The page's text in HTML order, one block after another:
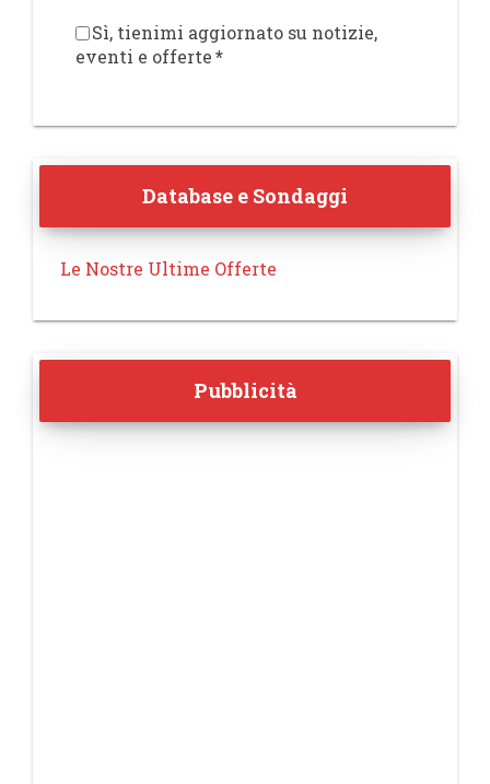
Sì, tienimi aggiornato su notizie,
eventi e offerte*
Database e Sondaggi
Le Nostre Ultime Offerte
Pubblicità